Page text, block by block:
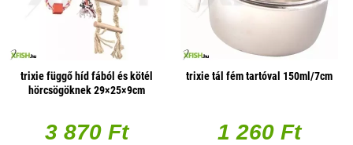
trixie függő híd fából és kötél
hörcsögöknek 29×25×9cm
3 870 Ft
trixie tál fém tartóval 150ml/7cm
1 260 Ft